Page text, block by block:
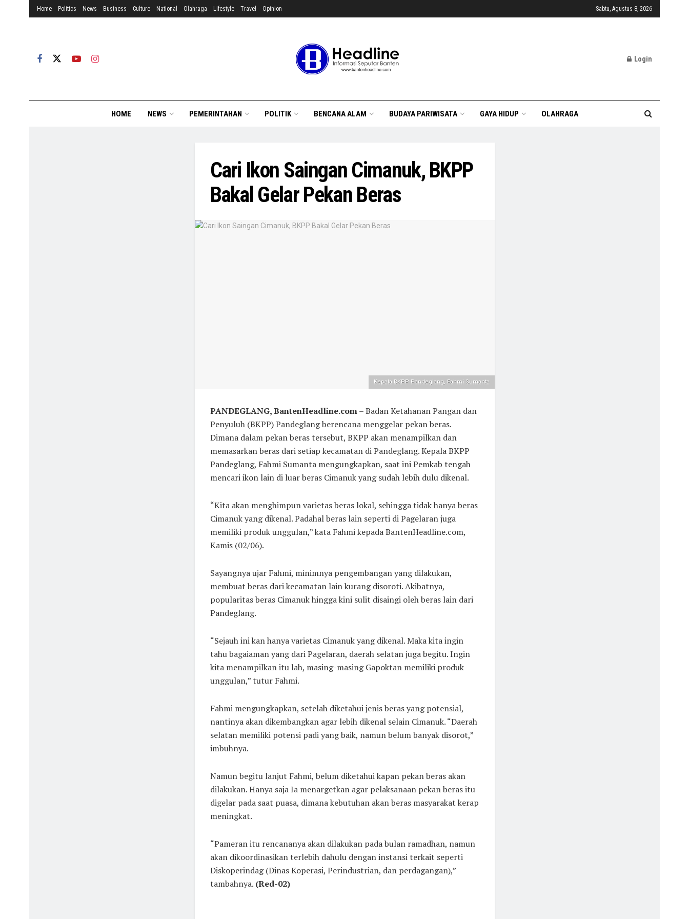
Home Politics News Business Culture National Olahraga Lifestyle Travel Opinion Sabtu, Agustus 8, 2026
Login
HOME NEWS PEMERINTAHAN POLITIK BENCANA ALAM BUDAYA PARIWISATA GAYA HIDUP OLAHRAGA
Cari Ikon Saingan Cimanuk, BKPP
Bakal Gelar Pekan Beras
Kepala BKPP Pandeglang, Fahmi Sumanta
PANDEGLANG, BantenHeadline.com– Badan Ketahanan Pangan dan
Penyuluh (BKPP) Pandeglang berencana menggelar pekan beras.
Dimana dalam pekan beras tersebut, BKPP akan menampilkan dan
memasarkan beras dari setiap kecamatan di Pandeglang. Kepala BKPP
Pandeglang, Fahmi Sumanta mengungkapkan, saat ini Pemkab tengah
mencari ikon lain di luar beras Cimanuk yang sudah lebih dulu dikenal.
“Kita akan menghimpun varietas beras lokal, sehingga tidak hanya beras
Cimanuk yang dikenal. Padahal beras lain seperti di Pagelaran juga
memiliki produk unggulan,” kata Fahmi kepada BantenHeadline.com,
Kamis (02/06).
Sayangnya ujar Fahmi, minimnya pengembangan yang dilakukan,
membuat beras dari kecamatan lain kurang disoroti. Akibatnya,
popularitas beras Cimanuk hingga kini sulit disaingi oleh beras lain dari
Pandeglang.
“Sejauh ini kan hanya varietas Cimanuk yang dikenal. Maka kita ingin
tahu bagaiaman yang dari Pagelaran, daerah selatan juga begitu. Ingin
kita menampilkan itu lah, masing-masing Gapoktan memiliki produk
unggulan,” tutur Fahmi.
Fahmi mengungkapkan, setelah diketahui jenis beras yang potensial,
nantinya akan dikembangkan agar lebih dikenal selain Cimanuk. “Daerah
selatan memiliki potensi padi yang baik, namun belum banyak disorot,”
imbuhnya.
Namun begitu lanjut Fahmi, belum diketahui kapan pekan beras akan
dilakukan. Hanya saja Ia menargetkan agar pelaksanaan pekan beras itu
digelar pada saat puasa, dimana kebutuhan akan beras masyarakat kerap
meningkat.
“Pameran itu rencananya akan dilakukan pada bulan ramadhan, namun
akan dikoordinasikan terlebih dahulu dengan instansi terkait seperti
Diskoperindag (Dinas Koperasi, Perindustrian, dan perdagangan),”
tambahnya. (Red-02)